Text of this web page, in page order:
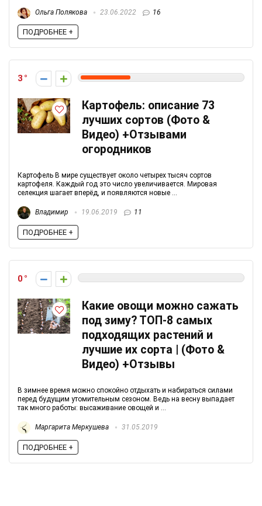
Ольга Полякова 23.06.2022 16
ПОДРОБНЕЕ +
3
Картофель: описание 73
лучших сортов (Фото &
Видео) +Отзывами
огородников
Картофель В мире существует около четырех тысяч сортов
картофеля. Каждый год это число увеличивается. Мировая
селекция шагает вперёд, и появляются новые ...
Владимир 19.06.2019 11
ПОДРОБНЕЕ +
0
Какие овощи можно сажать
под зиму? ТОП-8 самых
подходящих растений и
лучшие их сорта | (Фото &
Видео) +Отзывы
В зимнее время можно спокойно отдыхать и набираться силами
перед будущим утомительным сезоном. Ведь на весну выпадает
так много работы: высаживание овощей и ...
Маргарита Меркушева 31.05.2019
ПОДРОБНЕЕ +